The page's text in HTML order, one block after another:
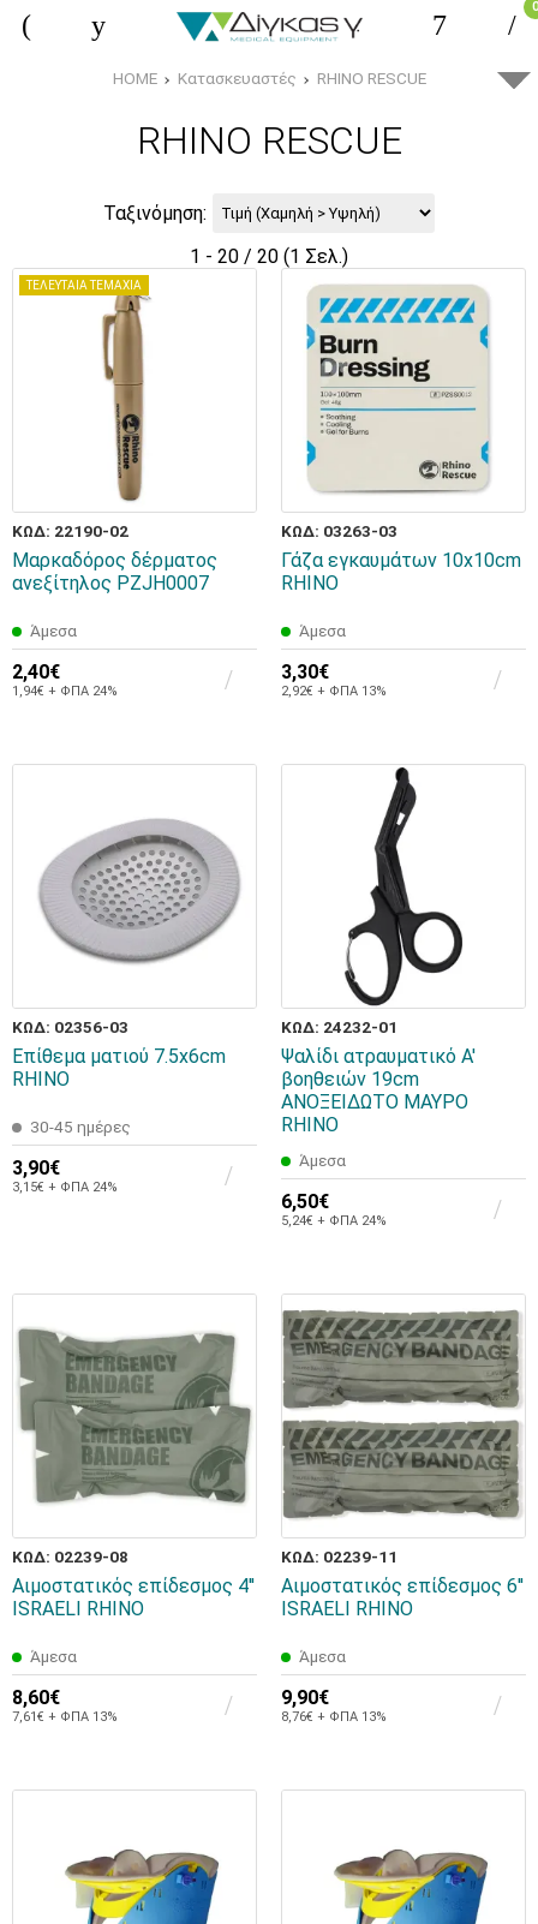
0
HOME Κατασκευαστές RHINO RESCUE
RHINO RESCUE
Ταξινόμηση:
1 - 20 / 20 (1 Σελ.)
ΤΕΛΕΥΤΑΙΑ ΤΕΜΑΧΙΑ
ΚΩΔ: 22190-02
Μαρκαδόρος δέρματος
ανεξίτηλος PZJH0007
Άμεσα
2,40€
1,94€ + ΦΠΑ 24%
ΚΩΔ: 03263-03
Γάζα εγκαυμάτων 10x10cm
RHINO
Άμεσα
3,30€
2,92€ + ΦΠΑ 13%
ΚΩΔ: 02356-03
Επίθεμα ματιού 7.5x6cm
RHINO
30-45 ημέρες
3,90€
3,15€ + ΦΠΑ 24%
ΚΩΔ: 24232-01
Ψαλίδι ατραυματικό Α'
βοηθειών 19cm
ΑΝΟΞΕΙΔΩΤΟ ΜΑΥΡΟ
RHINO
Άμεσα
6,50€
5,24€ + ΦΠΑ 24%
ΚΩΔ: 02239-08
Αιμοστατικός επίδεσμος 4''
ISRAELI RHINO
Άμεσα
8,60€
7,61€ + ΦΠΑ 13%
ΚΩΔ: 02239-11
Αιμοστατικός επίδεσμος 6''
ISRAELI RHINO
Άμεσα
9,90€
8,76€ + ΦΠΑ 13%